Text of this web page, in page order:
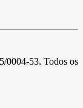
0004-53. Todos os